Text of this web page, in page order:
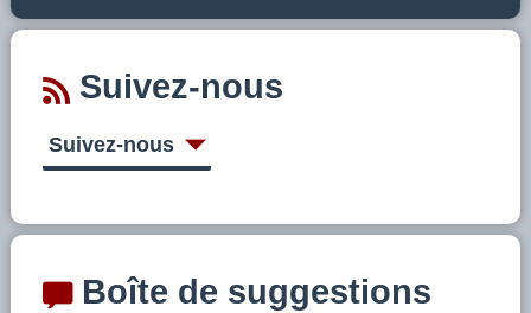
Suivez-nous
Suivez-nous
Boîte de suggestions